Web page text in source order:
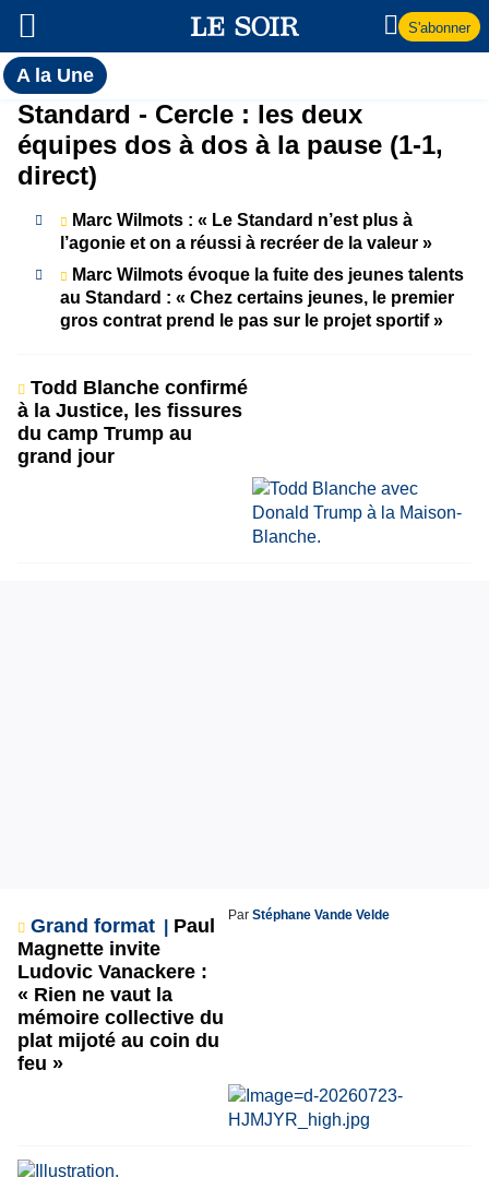
S'abonner
A la UneToutes
l'actualité
du Soir
A
la
Une
Standard - Cercle : les deux
équipes dos à dos à la pause (1-1,
direct)
Marc Wilmots : « Le Standard n’est plus à
l’agonie et on a réussi à recréer de la valeur »
Marc Wilmots évoque la fuite des jeunes talents
au Standard : « Chez certains jeunes, le premier
gros contrat prend le pas sur le projet sportif »
Todd Blanche confirmé
à la Justice, les fissures
du camp Trump au
grand jour
Grand format
Paul
Magnette invite
Ludovic Vanackere :
« Rien ne vaut la
mémoire collective du
plat mijoté au coin du
feu »
Par Stéphane Vande Velde